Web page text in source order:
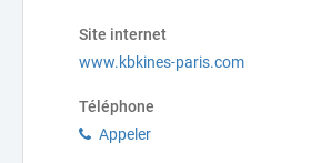
Site internet
www.kbkines-paris.com
Téléphone
Appeler